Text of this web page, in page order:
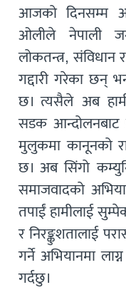
आजको दिनसम्म
ओलीले नेपाली
लोकतन्त्र, संविधान
गद्दारी गरेका छन्
छ। त्यसैले अब
सडक आन्दोलनबाट
मुलुकमा कानूनको
छ। अब सिंगो
समाजवादको
तपाईं हामीलाई
र निरङ्कुशतालाई
गर्ने अभियानमा
गर्दछु।